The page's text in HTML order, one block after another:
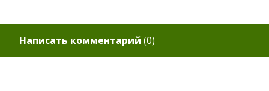
Написать комментарий (0)